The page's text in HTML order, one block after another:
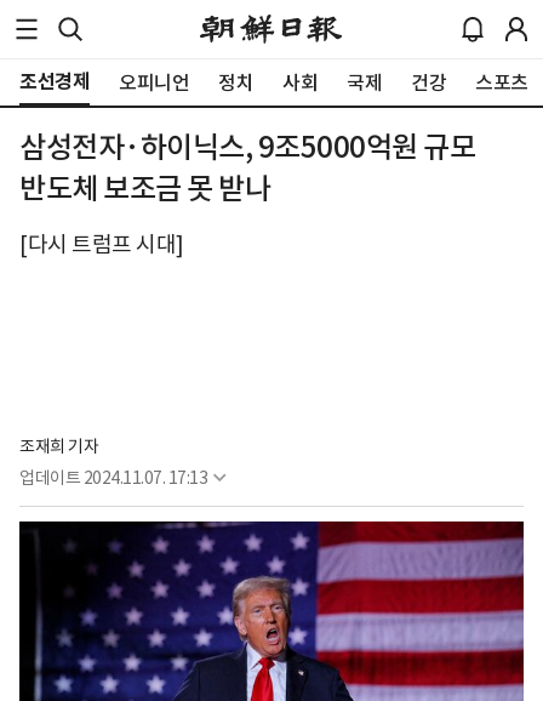
조선경제 오피니언 정치 사회 국제 건강 스포츠
삼성전자·하이닉스, 9조5000억원 규모
반도체 보조금 못 받나
[다시 트럼프 시대]
조재희 기자
업데이트 2024.11.07. 17:13